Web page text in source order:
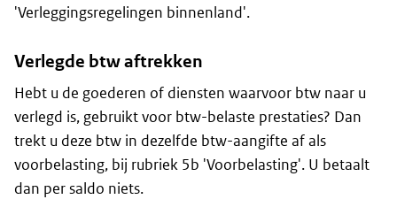
'Verleggingsregelingen binnenland'.
Verlegde btw aftrekken
Hebt u de goederen of diensten waarvoor btw naar u
verlegd is, gebruikt voor btw-belaste prestaties? Dan
trekt u deze btw in dezelfde btw-aangifte af als
voorbelasting, bij rubriek 5b 'Voorbelasting'. U betaalt
dan per saldo niets.